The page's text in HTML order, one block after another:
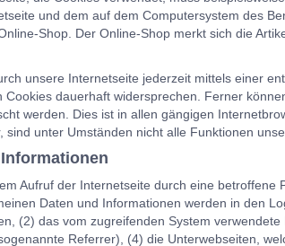
und dem auf dem Computersystem des
Shop. Der Online-Shop merkt sich die
unsere Internetseite jederzeit mittels einer
dauerhaft widersprechen. Ferner
werden. Dies ist in allen gängigen
unter Umständen nicht alle Funktionen
Aufruf der Internetseite durch eine betroffene
Daten und Informationen werden in den
(2) das vom zugreifenden System
Referrer), (4) die Unterwebseiten,